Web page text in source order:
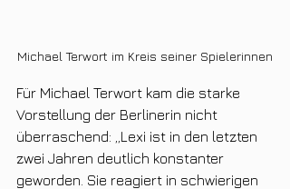
Michael Terwort im Kreis seiner Spielerinnen
Für Michael Terwort kam die starke
Vorstellung der Berlinerin nicht
überraschend: „Lexi ist in den letzten
zwei Jahren deutlich konstanter
geworden. Sie reagiert in schwierigen